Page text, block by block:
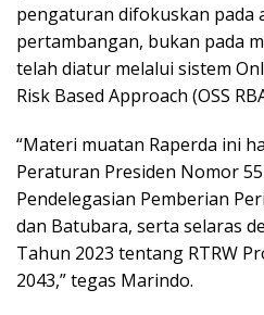
pengaturan difokuskan pada
pertambangan, bukan pada
telah diatur melalui sistem
Risk Based Approach (OSS
“Materi muatan Raperda ini
Peraturan Presiden Nomor
Pendelegasian Pemberian
dan Batubara, serta selaras
Tahun 2023 tentang RTRW
2043,” tegas Marindo.